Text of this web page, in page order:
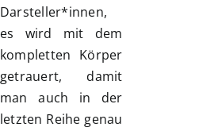
Darsteller*innen,
es wird mit dem
kompletten Körper
getrauert, damit
man auch in der
letzten Reihe genau